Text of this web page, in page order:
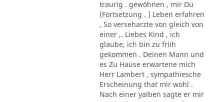
traurig . gewöhnen , mir Du
(Fortsetzung . ) Leben erfahren
, So verseharzte von gleich von
einer ,. Liebes Kind , ich
glaube, ich bin zu friih
gekommen . Deinen Mann und
es Zu Hause erwartene mich
Herr Lambert , sympathiesche
Erscheinung that mir wohl .
Nach einer yalben sagte er mir